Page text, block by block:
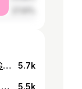
https://www.instagram.com/p/DGapaNKtyR9/ 5.7k
Різдвяна листівка для Львова. Пишаюся, бо Львів люблю сильно. #lviv #ukraine 5.5k